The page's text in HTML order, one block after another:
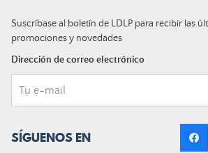
Suscríbase al boletín de LDLP para recibir las
promociones y novedades
Dirección de correo electrónico
SÍGUENOS EN